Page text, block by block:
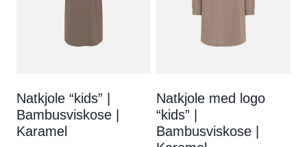
Natkjole “kids” |
Bambusviskose |
Karamel
Natkjole med logo
“kids” |
Bambusviskose |